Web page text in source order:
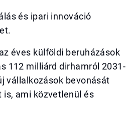
és ipari innováció
éves külföldi beruházások
112 milliárd dirhamról 2031-
vállalkozások bevonását
is, ami közvetlenül és